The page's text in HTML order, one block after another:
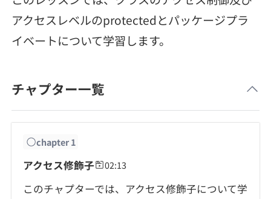
就活成功ガイド
プラン
学校向けプラン
note
アクセスレベルのprotectedとパッケージプラ
イベートについて学習します。
チャプター一覧
chapter1
アクセス修飾子 02:13
このチャプターでは、アクセス修飾子について学